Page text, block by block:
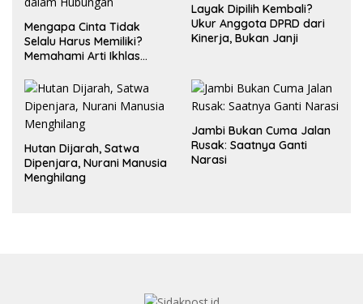
Mengapa Cinta Tidak
Selalu Harus Memiliki?
Memahami Arti Ikhlas
Layak Dipilih Kembali?
Ukur Anggota DPRD dari
Kinerja, Bukan Janji
Hutan Dijarah, Satwa
Dipenjara, Nurani Manusia
Menghilang
Jambi Bukan Cuma Jalan
Rusak: Saatnya Ganti
Narasi